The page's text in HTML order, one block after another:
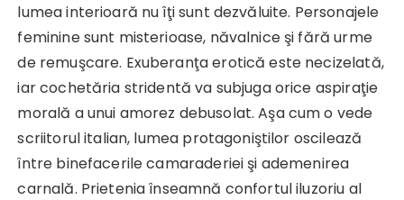
lumea interioară nu îţi sunt dezvăluite. Personajele
feminine sunt misterioase, năvalnice şi fără urme
de remuşcare. Exuberanţa erotică este necizelată,
iar cochetăria stridentă va subjuga orice aspiraţie
morală a unui amorez debusolat. Aşa cum o vede
scriitorul italian, lumea protagoniştilor oscilează
între binefacerile camaraderiei şi ademenirea
carnală. Prietenia înseamnă confortul iluzoriu al